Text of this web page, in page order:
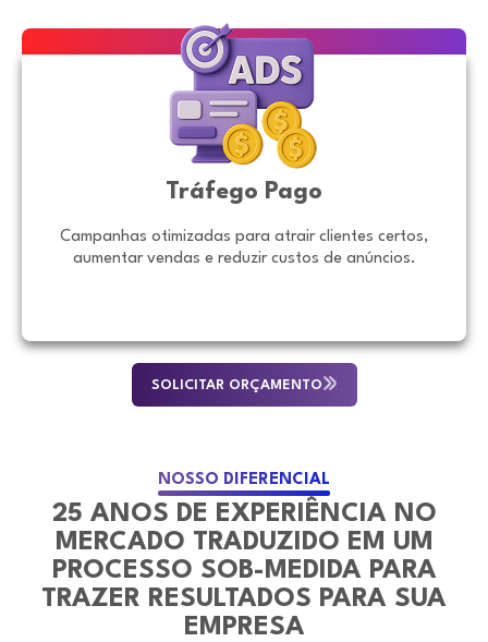
Tráfego Pago
Campanhas otimizadas para atrair clientes certos,
aumentar vendas e reduzir custos de anúncios.
SOLICITAR ORÇAMENTO
NOSSO DIFERENCIAL
25 ANOS DE EXPERIÊNCIA NO
MERCADO TRADUZIDO EM UM
PROCESSO SOB-MEDIDA PARA
TRAZER RESULTADOS PARA SUA
EMPRESA